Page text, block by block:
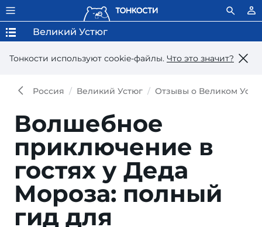
Тонкости используют сookie-файлы. Что это значит?
Великий Устюг
Россия Великий Устюг Отзывы о Великом
Волшебное
приключение в
гостях у Деда
Мороза: полный
гид для